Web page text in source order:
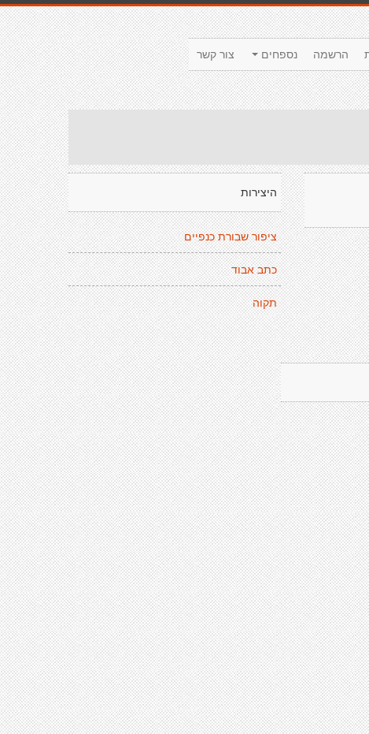
צור קשר נספחים הרשמה
היצירות
ציפור שבורת כנפיים
כתב אבוד
תקוה